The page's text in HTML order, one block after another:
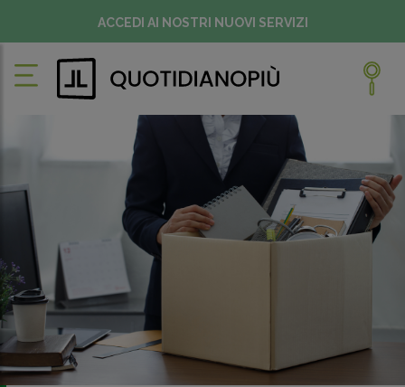
ACCEDI AI NOSTRI NUOVI SERVIZI